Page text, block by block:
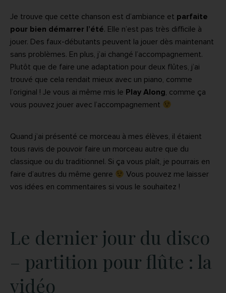
Je trouve que cette chanson est d’ambiance et parfaite
pour bien démarrer l’été. Elle n’est pas très difficile à
jouer. Des faux-débutants peuvent la jouer dès maintenant
sans problèmes. En plus, j’ai changé l’accompagnement.
Plutôt que de faire une adaptation pour deux flûtes, j’ai
trouvé que cela rendait mieux avec un piano, comme
l’original ! Je vous ai même mis le Play Along, comme ça
vous pouvez jouer avec l’accompagnement
Quand j’ai présenté ce morceau à mes élèves, il étaient
tous ravis de pouvoir faire un morceau autre que du
classique ou du traditionnel. Si ça vous plaît, je pourrais en
faire d’autres du même genre
Vous pouvez me laisser
vos idées en commentaires si vous le souhaitez !
Le dernier jour du disco
– partition pour flûte : la
vidéo